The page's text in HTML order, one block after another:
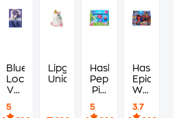
Blue
Lock,
Vol.
5
Lipgloss Legami
Unicorn
Hasbro
Peppa
Pig
5
Hasbro
Epic
World
Action
3.7